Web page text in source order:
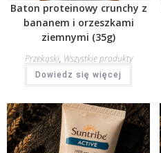
Przekąski, Wszystkie produkty
Baton proteinowy crunchy z
bananem i orzeszkami
ziemnymi (35g)
Dowiedz się więcej